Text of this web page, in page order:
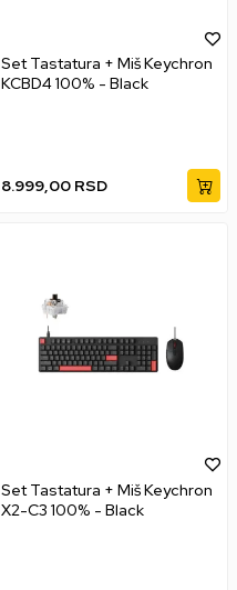
Set Tastatura + Miš Keychron
KCBD4 100% - Black
8.999,00 RSD
Set Tastatura + Miš Keychron
X2-C3 100% - Black